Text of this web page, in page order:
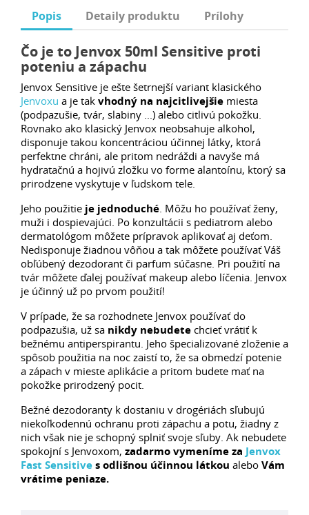
Popis Detaily produktu Prílohy
Čo je to Jenvox 50ml Sensitive proti
poteniu a zápachu
Jenvox Sensitive je ešte šetrnejší variant klasického
Jenvoxu a je tak vhodný na najcitlivejšie miesta
(podpazušie, tvár, slabiny ...) alebo citlivú pokožku.
Rovnako ako klasický Jenvox neobsahuje alkohol,
disponuje takou koncentráciou účinnej látky, ktorá
perfektne chráni, ale pritom nedráždi a navyše má
hydratačnú a hojivú zložku vo forme alantoínu, ktorý sa
prirodzene vyskytuje v ľudskom tele.
Jeho použitie je jednoduché. Môžu ho používať ženy,
muži i dospievajúci. Po konzultácii s pediatrom alebo
dermatológom môžete prípravok aplikovať aj deťom.
Nedisponuje žiadnou vôňou a tak môžete používať Váš
obľúbený dezodorant či parfum súčasne. Pri použití na
tvár môžete ďalej používať makeup alebo líčenia. Jenvox
je účinný už po prvom použití!
V prípade, že sa rozhodnete Jenvox používať do
podpazušia, už sa nikdy nebudete chcieť vrátiť k
bežnému antiperspirantu. Jeho špecializované zloženie a
spôsob použitia na noc zaistí to, že sa obmedzí potenie
a zápach v mieste aplikácie a pritom budete mať na
pokožke prirodzený pocit.
Bežné dezodoranty k dostaniu v drogériách sľubujú
niekoľkodennú ochranu proti zápachu a potu, žiadny z
nich však nie je schopný splniť svoje sľuby. Ak nebudete
spokojní s Jenvoxom, zadarmo vymeníme za Jenvox
Fast Sensitive s odlišnou účinnou látkou alebo Vám
vrátime peniaze.